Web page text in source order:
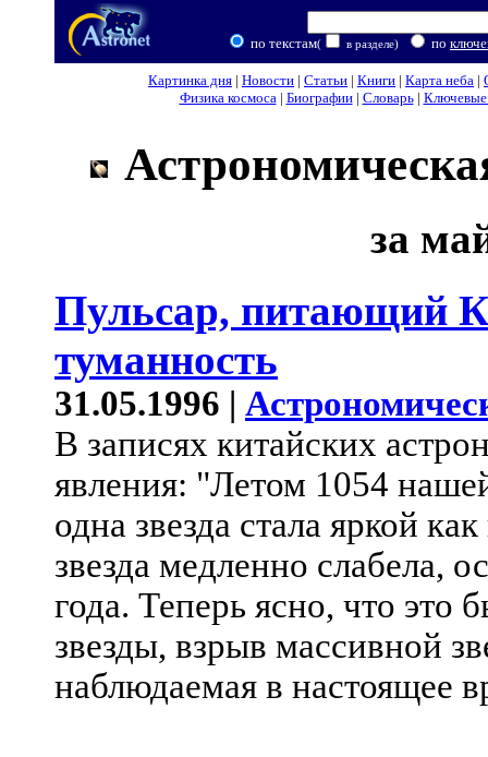
по текстам( в разделе) по
Картинка дня | Новости | Статьи | Книги | Карта неба |
Физика космоса| Биографии| Словарь| Ключевые
за
Пульсар, питающий
туманность
31.05.1996 |
В записях китайских
явления: "Летом 1054
одна звезда стала яркой
звезда медленно слабела,
года. Теперь ясно, что
звезды, взрыв массивной
наблюдаемая в настоящее